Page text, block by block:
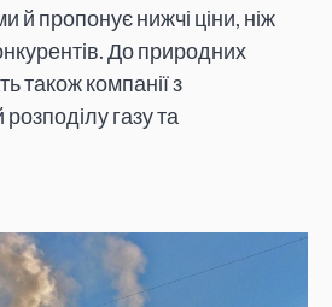
й пропонує нижчі ціни, ніж
До природних
також компанії з
газу та